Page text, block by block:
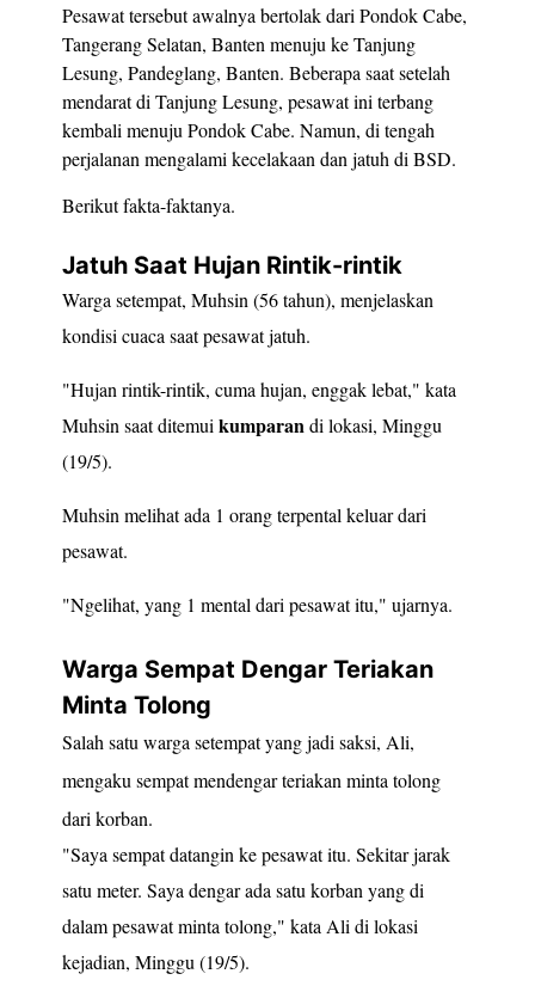
Pesawat tersebut awalnya bertolak dari Pondok Cabe,
Tangerang Selatan, Banten menuju ke Tanjung
Lesung, Pandeglang, Banten. Beberapa saat setelah
mendarat di Tanjung Lesung, pesawat ini terbang
kembali menuju Pondok Cabe. Namun, di tengah
perjalanan mengalami kecelakaan dan jatuh di BSD.
Berikut fakta-faktanya.
Jatuh Saat Hujan Rintik-rintik
Warga setempat, Muhsin (56 tahun), menjelaskan
kondisi cuaca saat pesawat jatuh.
"Hujan rintik-rintik, cuma hujan, enggak lebat," kata
Muhsin saat ditemui kumparandi lokasi, Minggu
(19/5).
Muhsin melihat ada 1 orang terpental keluar dari
pesawat.
"Ngelihat, yang 1 mental dari pesawat itu," ujarnya.
Warga Sempat Dengar Teriakan
Minta Tolong
Salah satu warga setempat yang jadi saksi, Ali,
mengaku sempat mendengar teriakan minta tolong
dari korban.
"Saya sempat datangin ke pesawat itu. Sekitar jarak
satu meter. Saya dengar ada satu korban yang di
dalam pesawat minta tolong," kata Ali di lokasi
kejadian, Minggu (19/5).